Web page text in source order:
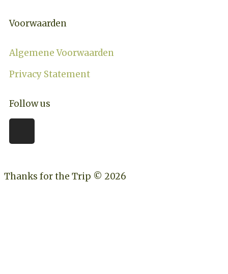
Voorwaarden
Algemene Voorwaarden
Privacy Statement
Follow us
Thanks for the Trip © 2026